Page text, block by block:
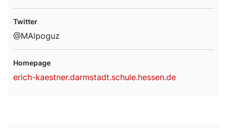
Twitter
@MAlpoguz
Homepage
erich-kaestner.darmstadt.schule.hessen.de